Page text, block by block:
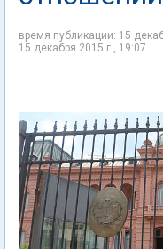
время публикации: 15
15 декабря 2015 г., 19:07